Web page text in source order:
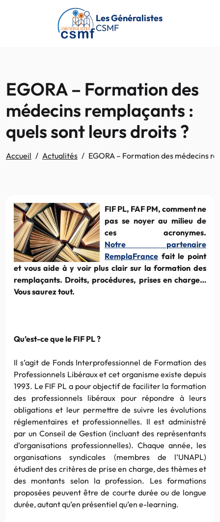
Passer au contenu principal
Les Généralistes
CSMF
EGORA – Formation des
médecins remplaçants :
quels sont leurs droits ?
Accueil Actualités EGORA – Formation des médecins
FIF PL, FAF PM, comment ne
pas se noyer au milieu de
ces acronymes.
Notre partenaire
RemplaFrance fait le point
et vous aide à y voir plus clair sur la formation des
remplaçants. Droits, procédures, prises en charge…
Vous saurez tout.
Qu’est-ce que le FIF PL ?
Il s’agit de Fonds Interprofessionnel de Formation des
Professionnels Libéraux et cet organisme existe depuis
1993. Le FIF PL a pour objectif de faciliter la formation
des professionnels libéraux pour répondre à leurs
obligations et leur permettre de suivre les évolutions
réglementaires et professionnelles. Il est administré
par un Conseil de Gestion (incluant des représentants
d’organisations professionnelles). Chaque année, les
organisations syndicales (membres de l’UNAPL)
étudient des critères de prise en charge, des thèmes et
des montants selon la profession. Les formations
proposées peuvent être de courte durée ou de longue
durée, autant qu’en présentiel qu’en e-learning.